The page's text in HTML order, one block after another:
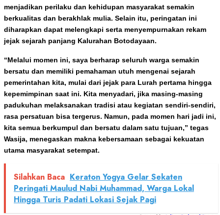
menjadikan perilaku dan kehidupan masyarakat semakin
berkualitas dan berakhlak mulia. Selain itu, peringatan ini
diharapkan dapat melengkapi serta menyempurnakan rekam
jejak sejarah panjang Kalurahan Botodayaan.
“Melalui momen ini, saya berharap seluruh warga semakin
bersatu dan memiliki pemahaman utuh mengenai sejarah
pemerintahan kita, mulai dari jejak para Lurah pertama hingga
kepemimpinan saat ini. Kita menyadari, jika masing-masing
padukuhan melaksanakan tradisi atau kegiatan sendiri-sendiri,
rasa persatuan bisa tergerus. Namun, pada momen hari jadi ini,
kita semua berkumpul dan bersatu dalam satu tujuan,” tegas
Wasija, menegaskan makna kebersamaan sebagai kekuatan
utama masyarakat setempat.
Silahkan Baca Keraton Yogya Gelar Sekaten
Peringati Maulud Nabi Muhammad, Warga Lokal
Hingga Turis Padati Lokasi Sejak Pagi